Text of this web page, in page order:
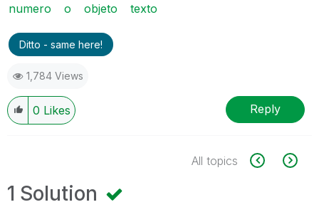
numero
o objeto texto
Ditto - same here!
1,784 Views
0 Likes Reply
All topics
1 Solution